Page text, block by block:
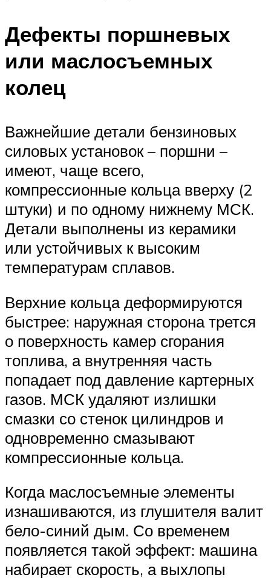
Дефекты поршневых
или маслосъемных
колец
Важнейшие детали бензиновых
силовых установок – поршни –
имеют, чаще всего,
компрессионные кольца вверху (2
штуки) и по одному нижнему МСК.
Детали выполнены из керамики
или устойчивых к высоким
температурам сплавов.
Верхние кольца деформируются
быстрее: наружная сторона трется
о поверхность камер сгорания
топлива, а внутренняя часть
попадает под давление картерных
газов. МСК удаляют излишки
смазки со стенок цилиндров и
одновременно смазывают
компрессионные кольца.
Когда маслосъемные элементы
изнашиваются, из глушителя валит
бело-синий дым. Со временем
появляется такой эффект: машина
набирает скорость, а выхлопы